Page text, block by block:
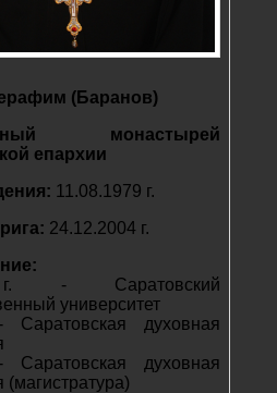
(Баранов)
монастырей
епархии
11.08.1979 г.
24.12.2004 г.
- Саратовский
университет
духовная
духовная
(магистратура)